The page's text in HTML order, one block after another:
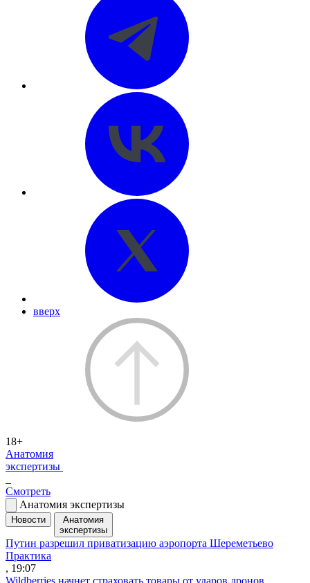
вверх
18+
Анатомия
экспертизы
Смотреть
Анатомия экспертизы
Новости
Анатомия
экспертизы
Путин разрешил приватизацию аэропорта Шереметьево
Практика
, 19:07